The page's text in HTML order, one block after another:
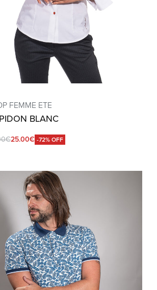
FEMME ETE
BLANC
€25.00€ -72% OFF